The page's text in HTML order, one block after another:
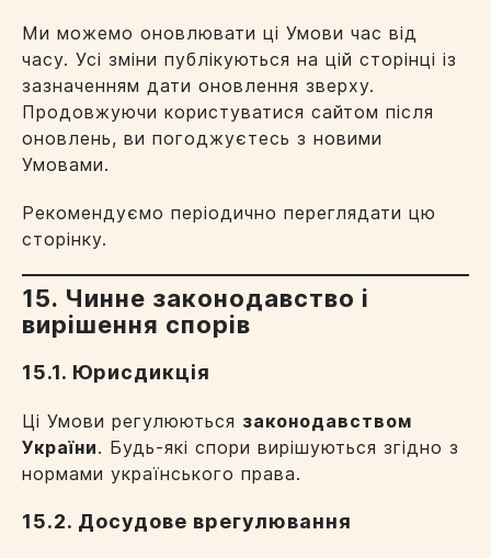
Ми можемо оновлювати ці Умови час від
часу. Усі зміни публікуються на цій сторінці із
зазначенням дати оновлення зверху.
Продовжуючи користуватися сайтом після
оновлень, ви погоджуєтесь з новими
Умовами.
Рекомендуємо періодично переглядати цю
сторінку.
15. Чинне законодавство і
вирішення спорів
15.1. Юрисдикція
Ці Умови регулюються законодавством
України. Будь-які спори вирішуються згідно з
нормами українського права.
15.2. Досудове врегулювання